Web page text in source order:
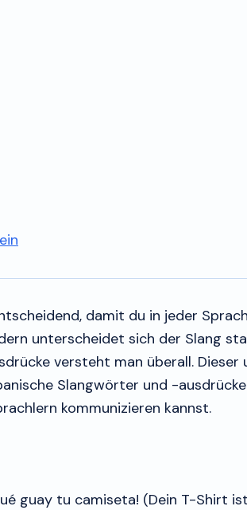
damit du in jeder
unterscheidet sich der Slang
versteht man überall.
Slangwörter und -
kommunizieren kannst.
guay tu camiseta! (Dein T-Shirt